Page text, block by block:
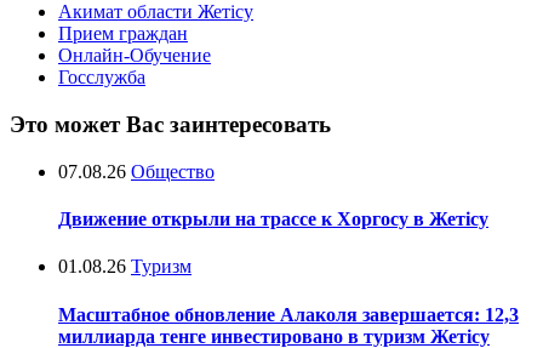
Акимат области Жетісу
Прием граждан
Онлайн-Обучение
Госслужба
Это может Вас заинтересовать
07.08.26 Общество
Движение открыли на трассе к Хоргосу в Жетісу
01.08.26 Туризм
Масштабное обновление Алаколя завершается: 12,3
миллиарда тенге инвестировано в туризм Жетісу